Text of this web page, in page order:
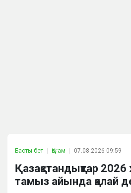
Басты бет Қоғам 07.08.2026 09:59
Қазақстандықтар
тамыз айында қалай